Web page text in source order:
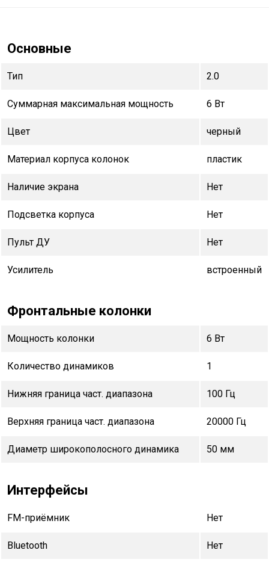
Основные
Тип 2.0
Суммарная максимальная мощность 6 Вт
Цвет черный
Материал корпуса колонок пластик
Наличие экрана Нет
Подсветка корпуса Нет
Пульт ДУ Нет
Усилитель встроенный
Фронтальные колонки
Мощность колонки 6 Вт
Количество динамиков 1
Нижняя граница част. диапазона 100 Гц
Верхняя граница част. диапазона 20000 Гц
Диаметр широкополосного динамика 50 мм
Интерфейсы
FM-приёмник Нет
Bluetooth Нет